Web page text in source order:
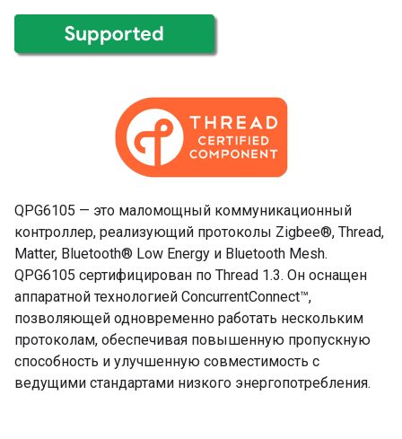
QPG6105 — это маломощный коммуникационный
контроллер, реализующий протоколы Zigbee®, Thread,
Matter, Bluetooth® Low Energy и Bluetooth Mesh.
QPG6105 сертифицирован по Thread 1.3. Он оснащен
аппаратной технологией ConcurrentConnect™,
позволяющей одновременно работать нескольким
протоколам, обеспечивая повышенную пропускную
способность и улучшенную совместимость с
ведущими стандартами низкого энергопотребления.